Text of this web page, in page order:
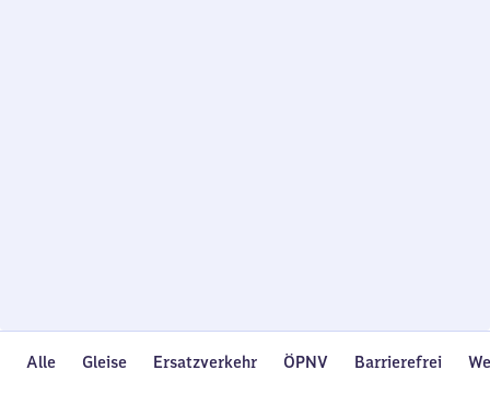
Alle Gleise Ersatzverkehr ÖPNV Barrierefrei